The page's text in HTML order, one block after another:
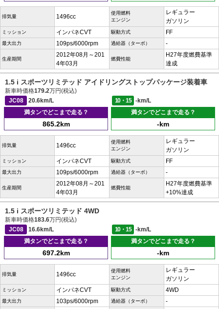
排気量 1496cc
使用燃料
エンジン
レギュラー
ガソリン
ミッション インパネCVT 駆動方式 FF
最大出力 109ps/6000rpm 過給器（ターボ） -
生産期間
2012年08月～201
4年03月
燃費性能
H27年度燃費基準
達成
1.5 i スポーツリミテッド アイドリングストップパッケージ装着車
新車時価格179.2万円(税込)
JC08
20.6km/L 10・15
-km/L
満タンでどこまで走る？
865.2km
満タンでどこまで走る？
-km
排気量 1496cc
使用燃料
エンジン
レギュラー
ガソリン
ミッション インパネCVT 駆動方式 FF
最大出力 109ps/6000rpm 過給器（ターボ） -
生産期間
2012年08月～201
4年03月
燃費性能
H27年度燃費基準
+10%達成
1.5 i スポーツリミテッド 4WD
新車時価格183.6万円(税込)
JC08
16.6km/L 10・15
-km/L
満タンでどこまで走る？
697.2km
満タンでどこまで走る？
-km
排気量 1496cc
使用燃料
エンジン
レギュラー
ガソリン
ミッション インパネCVT 駆動方式 4WD
最大出力 103ps/6000rpm 過給器（ターボ） -